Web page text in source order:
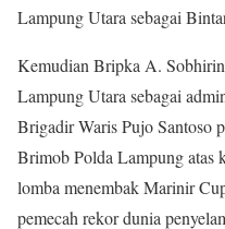
Lampung Utara sebagai
Kemudian Bripka A.
Lampung Utara sebagai
Brigadir Waris Pujo Santoso
Brimob Polda Lampung atas
lomba menembak Marinir
pemecah rekor dunia